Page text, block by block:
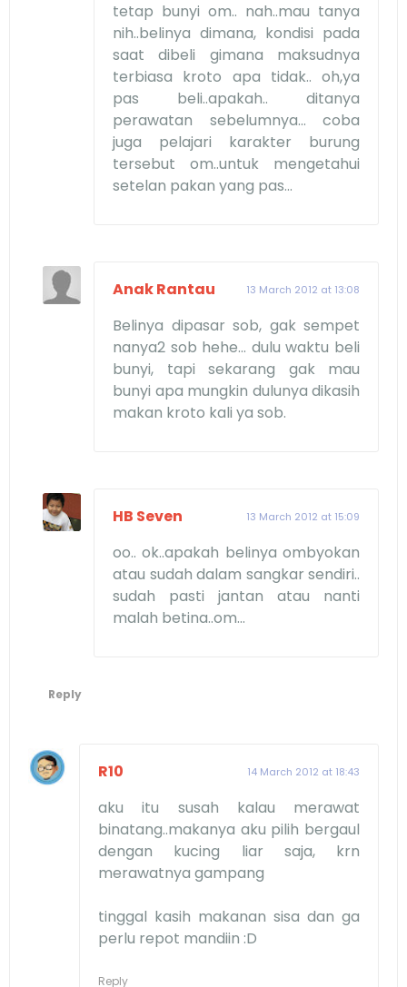
tetap bunyi om.. nah..mau tanya
nih..belinya dimana, kondisi pada
saat dibeli gimana maksudnya
terbiasa kroto apa tidak.. oh,ya
pas beli..apakah.. ditanya
perawatan sebelumnya... coba
juga pelajari karakter burung
tersebut om..untuk mengetahui
setelan pakan yang pas...
Anak Rantau 13 March 2012 at 13:08
Belinya dipasar sob, gak sempet
nanya2 sob hehe... dulu waktu beli
bunyi, tapi sekarang gak mau
bunyi apa mungkin dulunya dikasih
makan kroto kali ya sob.
HB Seven 13 March 2012 at 15:09
oo.. ok..apakah belinya ombyokan
atau sudah dalam sangkar sendiri..
sudah pasti jantan atau nanti
malah betina..om...
Reply
R10 14 March 2012 at 18:43
aku itu susah kalau merawat
binatang..makanya aku pilih bergaul
dengan kucing liar saja, krn
merawatnya gampang
tinggal kasih makanan sisa dan ga
perlu repot mandiin :D
Reply